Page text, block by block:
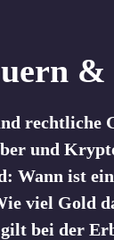
&
rechtliche
und
Wann ist
viel Gold
bei der